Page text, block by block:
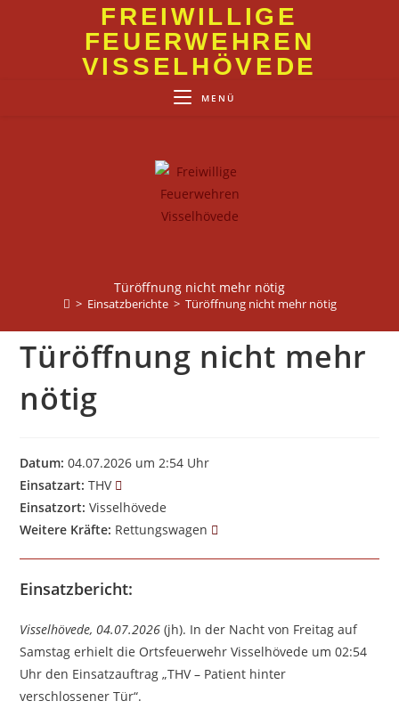
FREIWILLIGE
FEUERWEHREN
VISSELHÖVEDE
MENÜ
Türöffnung nicht mehr nötig
> Einsatzberichte > Türöffnung nicht mehr nötig
Türöffnung nicht mehr
nötig
Datum: 04.07.2026 um 2:54 Uhr
Einsatzart: THV
Einsatzort: Visselhövede
Weitere Kräfte: Rettungswagen
Einsatzbericht:
Visselhövede, 04.07.2026 (jh). In der Nacht von Freitag auf
Samstag erhielt die Ortsfeuerwehr Visselhövede um 02:54
Uhr den Einsatzauftrag „THV – Patient hinter
verschlossener Tür“.